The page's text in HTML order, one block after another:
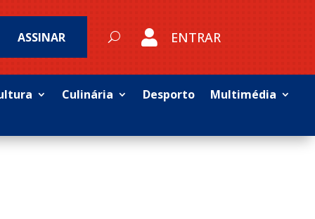
ASSINAR  ENTRAR
Culinária Desporto Multimédia